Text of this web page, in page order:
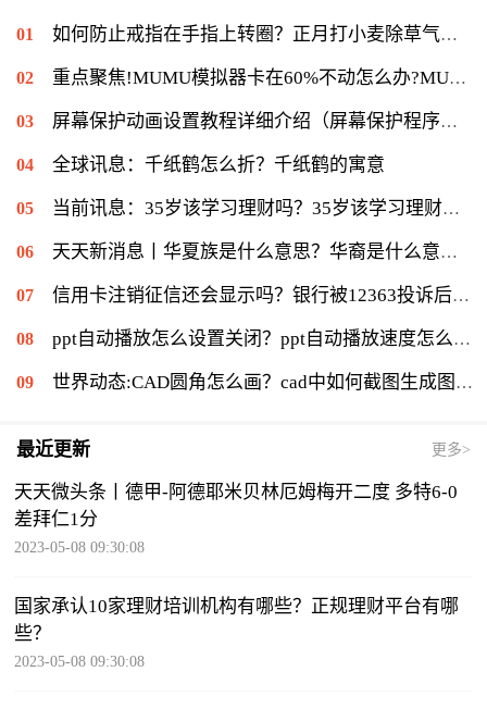
如何防止戒指在手指上转圈？正月打小麦除草气温多少能打？ 全球短讯
重点聚焦!MUMU模拟器卡在60%不动怎么办?MUMU模拟器卡在60%的解决流程
屏幕保护动画设置教程详细介绍（屏幕保护程序等待时间怎么设置）|当前速读
全球讯息：千纸鹤怎么折？千纸鹤的寓意
当前讯息：35岁该学习理财吗？35岁该学习理财会不会太迟？
天天新消息丨华夏族是什么意思？华裔是什么意思：华侨在侨居国生下的子女
信用卡注销征信还会显示吗？银行被12363投诉后果是什么？|环球通讯
ppt自动播放怎么设置关闭？ppt自动播放速度怎么调慢？ 世界报资讯
世界动态:CAD圆角怎么画？cad中如何截图生成图片？
最近更新 更多>
天天微头条丨德甲-阿德耶米贝林厄姆梅开二度 多特6-0
差拜仁1分
2023-05-08 09:30:08
国家承认10家理财培训机构有哪些？正规理财平台有哪
些？
2023-05-08 09:30:08